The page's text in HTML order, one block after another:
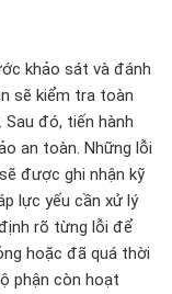
khảo sát và đánh
sẽ kiểm tra toàn
đó, tiến hành
an toàn. Những lỗi
được ghi nhận kỹ
lực yếu cần xử lý
rõ từng lỗi để
hoặc đã quá thời
phận còn hoạt